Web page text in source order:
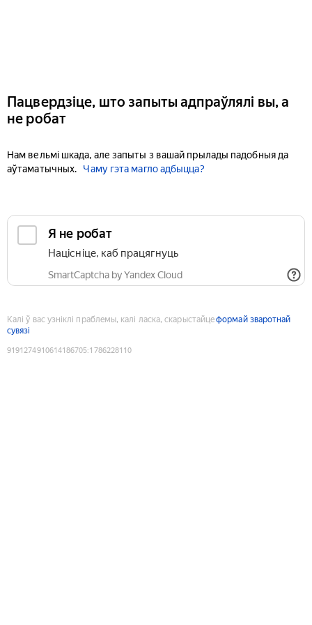
Пацвердзіце, што запыты адпраўлялі вы, а
не робат
Нам вельмі шкада, але запыты з вашай прылады падобныя да
аўтаматычных.
Чаму гэта магло адбыцца?
Я не робат
Націсніце, каб працягнуць
SmartCaptcha by Yandex Cloud
Калі ў вас узніклі праблемы, калі ласка, скарыстайцеформай зваротнай
сувязі
9191274910614186705:1786228110